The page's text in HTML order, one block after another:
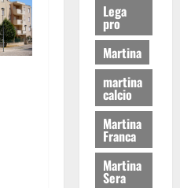
Lega
pro
Martina
martina
calcio
Martina
Franca
Martina
Sera